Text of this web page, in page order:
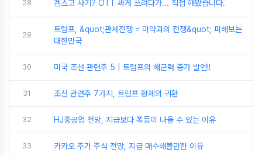
28 겜스고 사기? OTT 싸게 쓰려다가... 직접 해봤습니다.
29
트럼프, &quot;관세전쟁 = 마약과의 전쟁&quot; 피해보는
대한민국
30 미국 조선 관련주 5 | 트럼프의 해군력 증가 발언!!
31 조선 관련주 7가지, 트럼프 황제의 귀환
32 HJ중공업 전망, 지금보다 폭등이 나올 수 있는 이유
33 카카오 주가 주식 전망, 지금 매수해볼만한 이유